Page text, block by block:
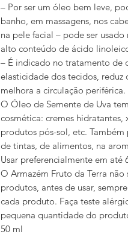
– Por ser um óleo bem leve,
banho, em massagens, nos
na pele facial – pode ser
alto conteúdo de ácido
– É indicado no tratamento de
elasticidade dos tecidos, reduz
melhora a circulação periférica.
O Óleo de Semente de Uva
cosmética: cremes hidratantes,
produtos pós-sol, etc.
de tintas, de alimentos, na
Usar preferencialmente em até
O Armazém Fruto da Terra
produtos, antes de usar,
cada produto. Faça teste
pequena quantidade do
50 ml